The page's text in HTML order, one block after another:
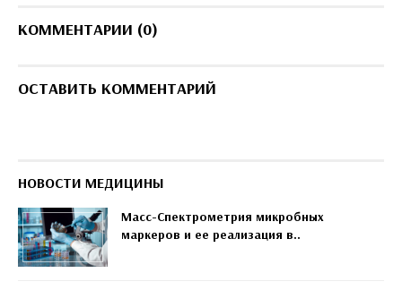
КОММЕНТАРИИ (0)
ОСТАВИТЬ КОММЕНТАРИЙ
НОВОСТИ МЕДИЦИНЫ
Масс-Спектрометрия микробных
маркеров и ее реализация в..